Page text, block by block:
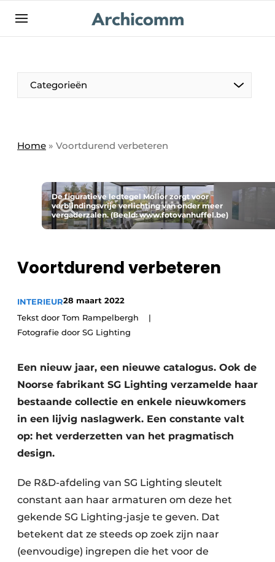
NL be-FR
Categorieën
Home » Voortdurend verbeteren
De figuratieve ledtegel Molior zorgt voor
verblindingsvrije verlichting van onder meer
vergaderzalen. (Beeld: www.fotovanhuffel.be)
Voortdurend verbeteren
INTERIEUR28 maart 2022
Tekst door Tom Rampelbergh
Fotografie door SG Lighting
Een nieuw jaar, een nieuwe catalogus. Ook de
Noorse fabrikant SG Lighting verzamelde haar
bestaande collectie en enkele nieuwkomers
in een lijvig naslagwerk. Een constante valt
op: het verderzetten van het pragmatisch
design.
De R&D-afdeling van SG Lighting sleutelt
constant aan haar armaturen om deze het
gekende SG Lighting-jasje te geven. Dat
betekent dat ze steeds op zoek zijn naar
(eenvoudige) ingrepen die het voor de